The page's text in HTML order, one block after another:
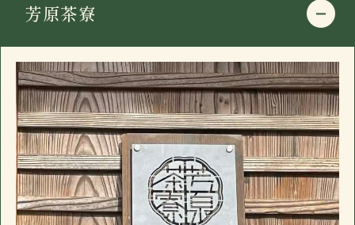
営業日時
駐車場
有
おすすめ
長南町千田の「イザカヤ」です。カウンター7
席、小上がり4名×3、禁煙個室6名一室(個室
のみお子様入店可能)。ドリンクメニュー、フ
ードメニューに加え日替わり黒板メニューが
ございます。
住所
千葉県長生郡長南町千田227
google mapで開く
電話番号
0475-46-2200
営業日時
17:30 - 00:00 月曜定休
駐車場
有
おすすめ
長南町千田の「イザカヤ」です。カウンター7
住所
〒297-0115
千葉県長生郡長南町千田227
google mapで開く
電話番号
0475-46-2200
住所
芳原茶寮